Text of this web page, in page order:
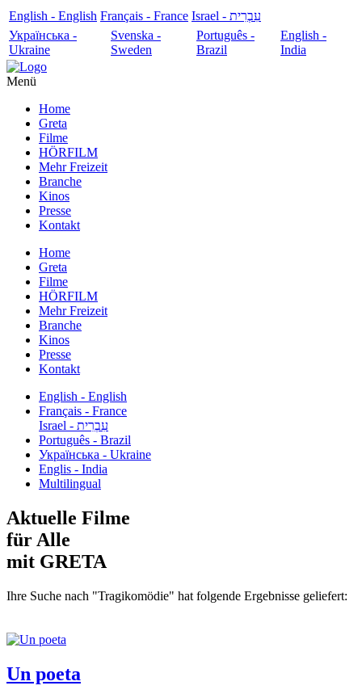
English - English Français - France
עִבְרִית - Israel
Українська -
Ukraine
Svenska -
Sweden
Português -
Brazil
English -
India
Menü
Home
Greta
Filme
HÖRFILM
Mehr Freizeit
Branche
Kinos
Presse
Kontakt
Home
Greta
Filme
HÖRFILM
Mehr Freizeit
Branche
Kinos
Presse
Kontakt
English - English
Français - France
עִבְרִית - Israel
Português - Brazil
Українська - Ukraine
Englis - India
Multilingual
Aktuelle Filme
für Alle
mit GRETA
Ihre Suche nach "Tragikomödie" hat folgende Ergebnisse geliefert:
Un poeta